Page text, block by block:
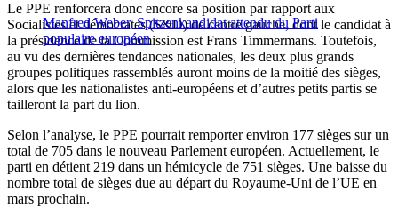
Manfred Weber, Spitzenkandidat attendu du Parti
populaire européen
Le PPE renforcera donc encore sa position par rapport aux
Socialistes et démocrates (S&D) de centre gauche, dont le candidat à
la présidence de la Commission est Frans Timmermans. Toutefois,
au vu des dernières tendances nationales, les deux plus grands
groupes politiques rassemblés auront moins de la moitié des sièges,
alors que les nationalistes anti-européens et d’autres petits partis se
tailleront la part du lion.
Selon l’analyse, le PPE pourrait remporter environ 177 sièges sur un
total de 705 dans le nouveau Parlement européen. Actuellement, le
parti en détient 219 dans un hémicycle de 751 sièges. Une baisse du
nombre total de sièges due au départ du Royaume-Uni de l’UE en
mars prochain.